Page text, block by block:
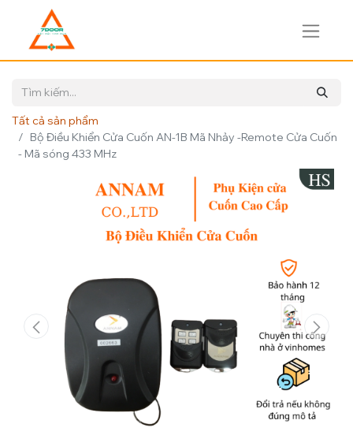
Tất cả sản phẩm
Bộ Điều Khiển Cửa Cuốn AN-1B Mã Nhảy -Remote Cửa Cuốn
- Mã sóng 433 MHz